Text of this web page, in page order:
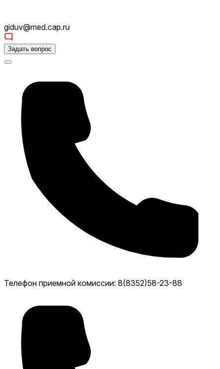
giduv@med.cap.ru
Задать вопрос
Телефон приемной комиссии: 8(8352)58-23-88